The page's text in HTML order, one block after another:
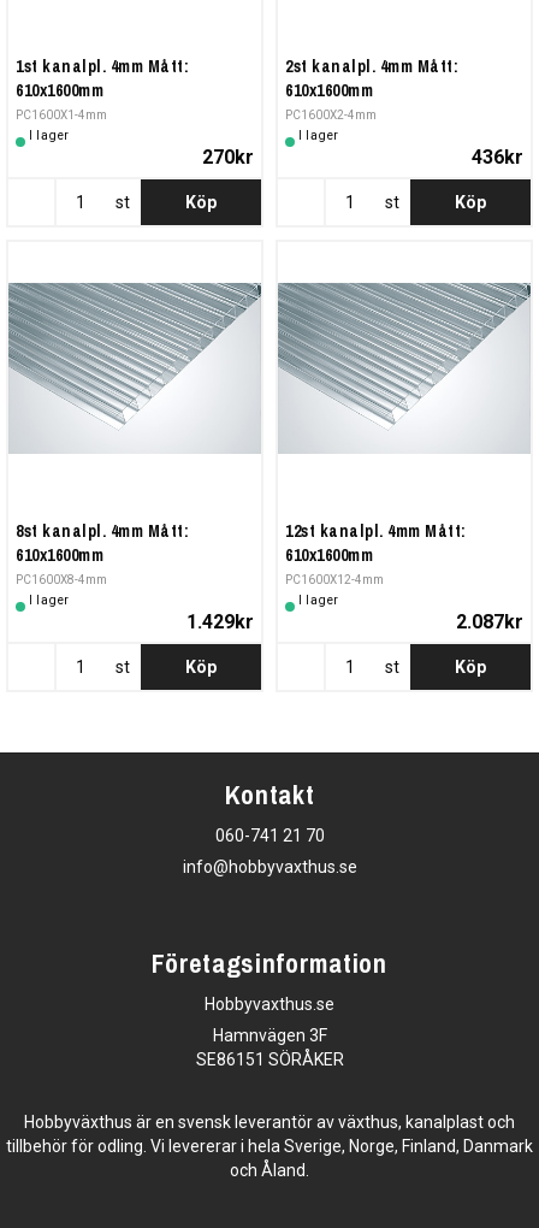
1st kanalpl. 4mm Mått:
610x1600mm
PC1600X1-4mm
I lager
270kr
st Köp
2st kanalpl. 4mm Mått:
610x1600mm
PC1600X2-4mm
I lager
436kr
st Köp
8st kanalpl. 4mm Mått:
610x1600mm
PC1600X8-4mm
I lager
1.429kr
st Köp
12st kanalpl. 4mm Mått:
610x1600mm
PC1600X12-4mm
I lager
2.087kr
st Köp
Kontakt
060-741 21 70
info@hobbyvaxthus.se
Företagsinformation
Hobbyvaxthus.se
Hamnvägen 3F
SE86151 SÖRÅKER
Hobbyväxthus är en svensk leverantör av växthus, kanalplast och
tillbehör för odling. Vi levererar i hela Sverige, Norge, Finland, Danmark
och Åland.